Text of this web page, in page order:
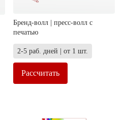
Бренд-волл | пресс-волл с
печатью
2-5 раб. дней | от 1 шт.
Рассчитать